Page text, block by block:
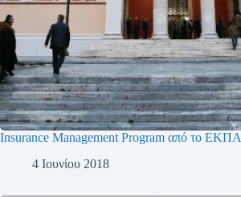
Insurance Management Program από το ΕΚΠΑ
4 Ιουνίου 2018